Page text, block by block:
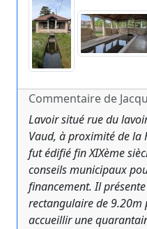
Commentaire de
Lavoir situé rue du
Vaud, à proximité de la
fut édifié fin XIXème
conseils municipaux
financement. Il
rectangulaire de
accueillir une